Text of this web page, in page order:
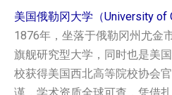
美国俄勒冈大学（University of
1876年，坐落于俄勒冈州尤金
旗舰研究型大学，同时也是美
校获得美国西北高等院校协会